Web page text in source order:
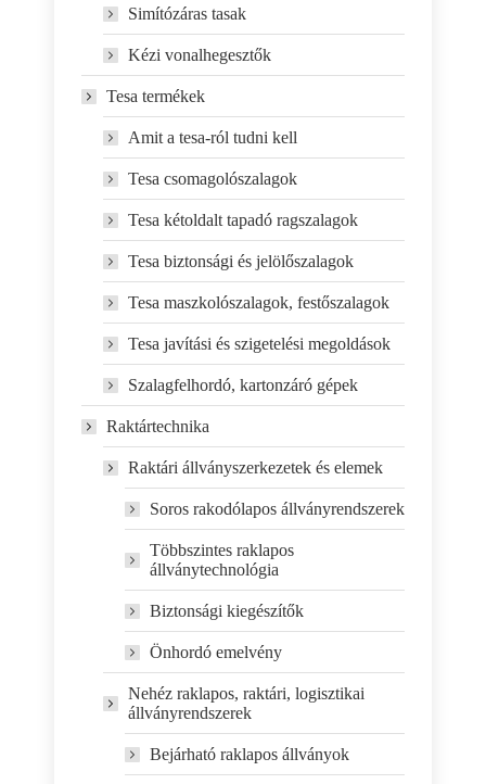
Simítózáras tasak
Kézi vonalhegesztők
Tesa termékek
Amit a tesa-ról tudni kell
Tesa csomagolószalagok
Tesa kétoldalt tapadó ragszalagok
Tesa biztonsági és jelölőszalagok
Tesa maszkolószalagok, festőszalagok
Tesa javítási és szigetelési megoldások
Szalagfelhordó, kartonzáró gépek
Raktártechnika
Raktári állványszerkezetek és elemek
Soros rakodólapos állványrendszerek
Többszintes raklapos
állványtechnológia
Biztonsági kiegészítők
Önhordó emelvény
Nehéz raklapos, raktári, logisztikai
állványrendszerek
Bejárható raklapos állványok